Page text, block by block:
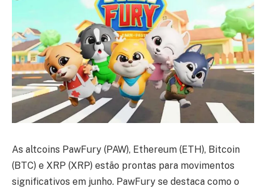
As altcoins PawFury (PAW), Ethereum (ETH), Bitcoin
(BTC) e XRP (XRP) estão prontas para movimentos
significativos em junho. PawFury se destaca como o